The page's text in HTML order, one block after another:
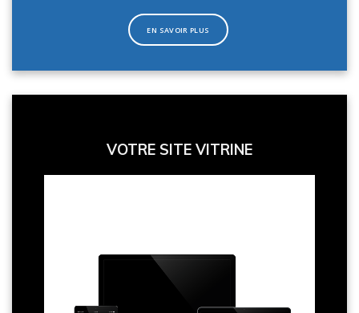
EN SAVOIR PLUS
VOTRE SITE VITRINE